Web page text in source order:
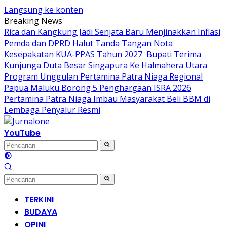
Langsung ke konten
Breaking News
Rica dan Kangkung Jadi Senjata Baru Menjinakkan Inflasi
Pemda dan DPRD Halut Tanda Tangan Nota
Kesepakatan KUA-PPAS Tahun 2027 Bupati Terima
Kunjunga Duta Besar Singapura Ke Halmahera Utara
Program Unggulan Pertamina Patra Niaga Regional
Papua Maluku Borong 5 Penghargaan ISRA 2026
Pertamina Patra Niaga Imbau Masyarakat Beli BBM di
Lembaga Penyalur Resmi
YouTube
TERKINI
BUDAYA
OPINI